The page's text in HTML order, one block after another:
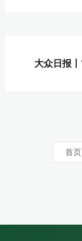
首页